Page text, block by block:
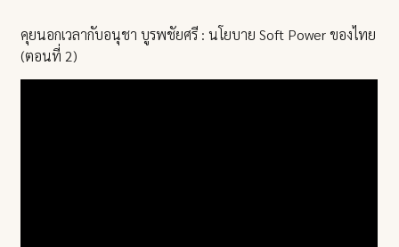
คุยนอกเวลากับอนุชา บูรพชัยศรี : นโยบาย Soft Power ของไทย
(ตอนที่ 2)